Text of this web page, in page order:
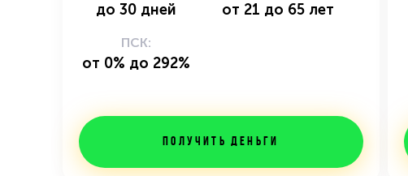
до 30 дней от 21 до 65 лет
ПСК:
от 0% до 292%
Получить деньги